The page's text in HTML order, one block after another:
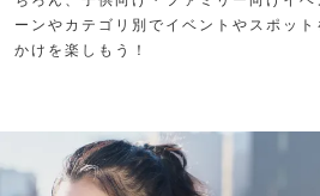
ーンやカテゴリ別でイベントやスポッ
かけを楽しもう！